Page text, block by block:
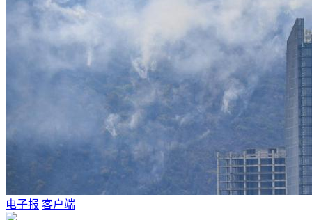
电子报 客户端